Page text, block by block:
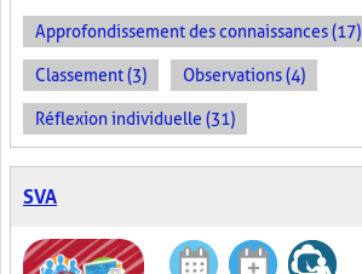
Approfondissement des connaissances (17)
Classement (3) Observations (4)
Réflexion individuelle (31)
SVA